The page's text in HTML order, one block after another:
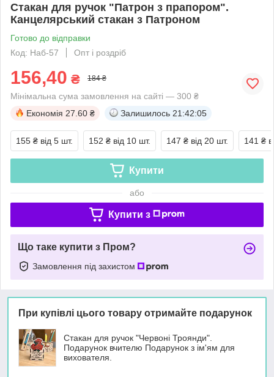
Стакан для ручок "Патрон з прапором".
Канцелярський стакан з Патроном
Готово до відправки
Код: Наб-57
Опт і роздріб
156,40 ₴ 184 ₴
Мінімальна сума замовлення на сайті — 300 ₴
Економія 27.60 ₴ Залишилось 21:42:04
155 ₴ від 5 шт. 152 ₴ від 10 шт. 147 ₴ від 20 шт. 141 ₴
Купити
або
Купити з
Що таке купити з Пром?
Замовлення під захистом
При купівлі цього товару отримайте подарунок
Стакан для ручок "Червоні Троянди".
Подарунок вчителю Подарунок з ім'ям для
вихователя.